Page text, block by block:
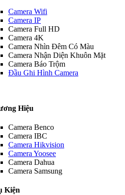
Camera Wifi
Camera IP
Camera Full HD
Camera 4K
Camera Nhìn Đêm Có Màu
Camera Nhận Diện Khuôn Mặt
Camera Báo Trộm
Đầu Ghi Hình Camera
Hiệu
Camera Benco
Camera IBC
Camera Hikvision
Camera Yoosee
Camera Dahua
Camera Samsung
Kiện